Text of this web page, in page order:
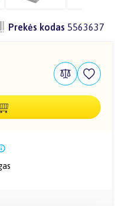
Prekės kodas 5563637